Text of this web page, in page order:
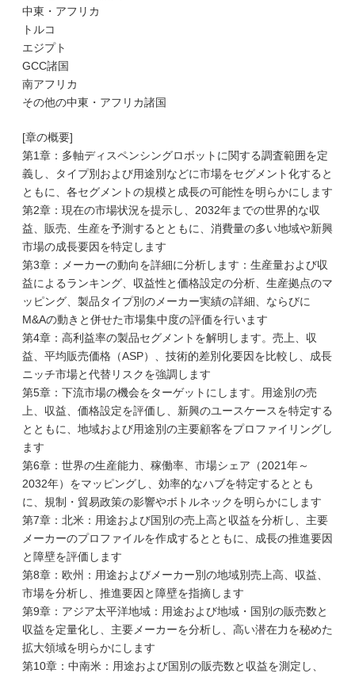
中東・アフリカ
トルコ
エジプト
GCC諸国
南アフリカ
その他の中東・アフリカ諸国
[章の概要]
第1章：多軸ディスペンシングロボットに関する調査範囲を定
義し、タイプ別および用途別などに市場をセグメント化すると
ともに、各セグメントの規模と成長の可能性を明らかにします
第2章：現在の市場状況を提示し、2032年までの世界的な収
益、販売、生産を予測するとともに、消費量の多い地域や新興
市場の成長要因を特定します
第3章：メーカーの動向を詳細に分析します：生産量および収
益によるランキング、収益性と価格設定の分析、生産拠点のマ
ッピング、製品タイプ別のメーカー実績の詳細、ならびに
M&Aの動きと併せた市場集中度の評価を行います
第4章：高利益率の製品セグメントを解明します。売上、収
益、平均販売価格（ASP）、技術的差別化要因を比較し、成長
ニッチ市場と代替リスクを強調します
第5章：下流市場の機会をターゲットにします。用途別の売
上、収益、価格設定を評価し、新興のユースケースを特定する
とともに、地域および用途別の主要顧客をプロファイリングし
ます
第6章：世界の生産能力、稼働率、市場シェア（2021年～
2032年）をマッピングし、効率的なハブを特定するととも
に、規制・貿易政策の影響やボトルネックを明らかにします
第7章：北米：用途および国別の売上高と収益を分析し、主要
メーカーのプロファイルを作成するとともに、成長の推進要因
と障壁を評価します
第8章：欧州：用途およびメーカー別の地域別売上高、収益、
市場を分析し、推進要因と障壁を指摘します
第9章：アジア太平洋地域：用途および地域・国別の販売数と
収益を定量化し、主要メーカーを分析し、高い潜在力を秘めた
拡大領域を明らかにします
第10章：中南米：用途および国別の販売数と収益を測定し、